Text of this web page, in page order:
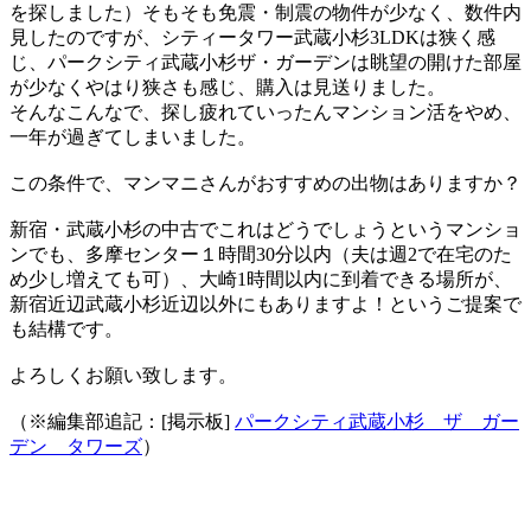
を探しました）そもそも免震・制震の物件が少なく、数件内
見したのですが、シティータワー武蔵小杉3LDKは狭く感
じ、パークシティ武蔵小杉ザ・ガーデンは眺望の開けた部屋
が少なくやはり狭さも感じ、購入は見送りました。
そんなこんなで、探し疲れていったんマンション活をやめ、
一年が過ぎてしまいました。
この条件で、マンマニさんがおすすめの出物はありますか？
新宿・武蔵小杉の中古でこれはどうでしょうというマンショ
ンでも、多摩センター１時間30分以内（夫は週2で在宅のた
め少し増えても可）、大崎1時間以内に到着できる場所が、
新宿近辺武蔵小杉近辺以外にもありますよ！というご提案で
も結構です。
よろしくお願い致します。
（※編集部追記：[掲示板] パークシティ武蔵小杉 ザ ガー
デン タワーズ）